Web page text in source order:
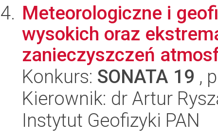
Meteorologiczne i
wysokich oraz
zanieczyszczeń
Konkurs: SONATA 19 ,
Kierownik: dr Artur
Instytut Geofizyki PAN